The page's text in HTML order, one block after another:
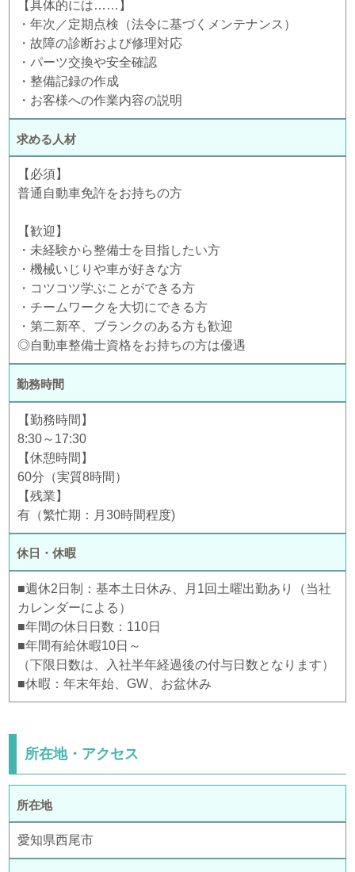
【具体的には……】
・年次／定期点検（法令に基づくメンテナンス）
・故障の診断および修理対応
・パーツ交換や安全確認
・整備記録の作成
・お客様への作業内容の説明
求める人材
【必須】
普通自動車免許をお持ちの方
【歓迎】
・未経験から整備士を目指したい方
・機械いじりや車が好きな方
・コツコツ学ぶことができる方
・チームワークを大切にできる方
・第二新卒、ブランクのある方も歓迎
◎自動車整備士資格をお持ちの方は優遇
勤務時間
【勤務時間】
8:30～17:30
【休憩時間】
60分（実質8時間）
【残業】
有（繁忙期：月30時間程度)
休日・休暇
■週休2日制：基本土日休み、月1回土曜出勤あり（当社
カレンダーによる）
■年間の休日日数：110日
■年間有給休暇10日～
（下限日数は、入社半年経過後の付与日数となります）
■休暇：年末年始、GW、お盆休み
所在地・アクセス
所在地
愛知県西尾市